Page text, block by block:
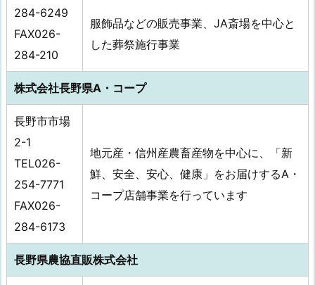
284-6249
FAX026-
284-210
服飾品などの販売事業、JA斎場を中心と
した葬祭施行事業
株式会社長野県A・コープ
長野市市場
2-1
TEL026-
254-7771
FAX026-
284-6173
地元産・信州産農畜産物を中心に、「新
鮮、安全、安心、健康」をお届けするA・
コープ店舗事業を行っています
長野県農協直販株式会社